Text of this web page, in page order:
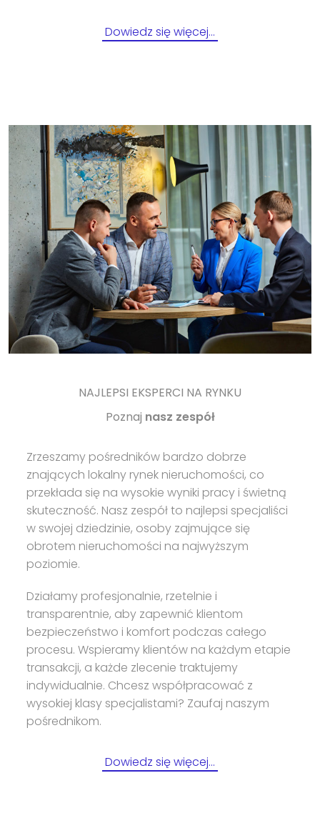
Dowiedz się więcej…
NAJLEPSI EKSPERCI NA RYNKU
Poznaj nasz zespół
Zrzeszamy pośredników bardzo dobrze
znających lokalny rynek nieruchomości, co
przekłada się na wysokie wyniki pracy i świetną
skuteczność. Nasz zespół to najlepsi specjaliści
w swojej dziedzinie, osoby zajmujące się
obrotem nieruchomości na najwyższym
poziomie.
Działamy profesjonalnie, rzetelnie i
transparentnie, aby zapewnić klientom
bezpieczeństwo i komfort podczas całego
procesu. Wspieramy klientów na każdym etapie
transakcji, a każde zlecenie traktujemy
indywidualnie. Chcesz współpracować z
wysokiej klasy specjalistami? Zaufaj naszym
pośrednikom.
Dowiedz się więcej…